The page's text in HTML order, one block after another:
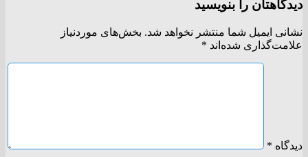
دیدگاهتان را بنویسید
نشانی ایمیل شما منتشر نخواهد شد. بخش‌های موردنیاز
علامت‌گذاری شده‌اند *
دیدگاه *